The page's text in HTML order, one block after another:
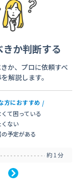
きか判断する
か、プロに依頼すべ
解説します。
方におすすめ
て困っている
ない
予定がある
約1分